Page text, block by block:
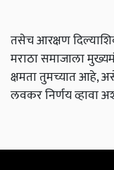
तसेच आरक्षण
मराठा समाजाला
क्षमता तुमच्यात आहे,
लवकर निर्णय व्हावा